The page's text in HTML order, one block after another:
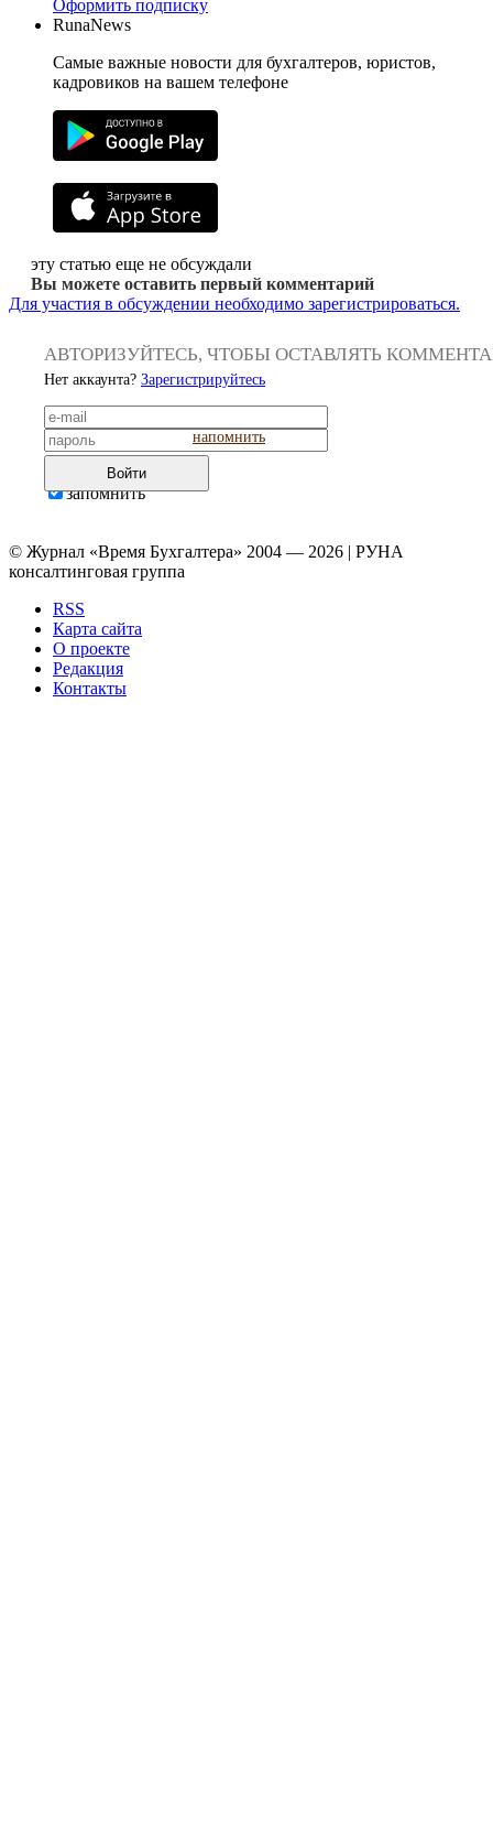
Оформить подписку
RunaNews
Самые важные новости для бухгалтеров, юристов,
кадровиков на вашем телефоне
эту статью еще не обсуждали
Вы можете оставить первый комментарий
Для участия в обсуждении необходимо зарегистрироваться.
АВТОРИЗУЙТЕСЬ, ЧТОБЫ ОСТАВЛЯТЬ
Нет аккаунта? Зарегистрируйтесь
напомнить
Войти
запомнить
© Журнал «Время Бухгалтера» 2004 — 2026 | РУНА
консалтинговая группа
RSS
Карта сайта
О проекте
Редакция
Контакты